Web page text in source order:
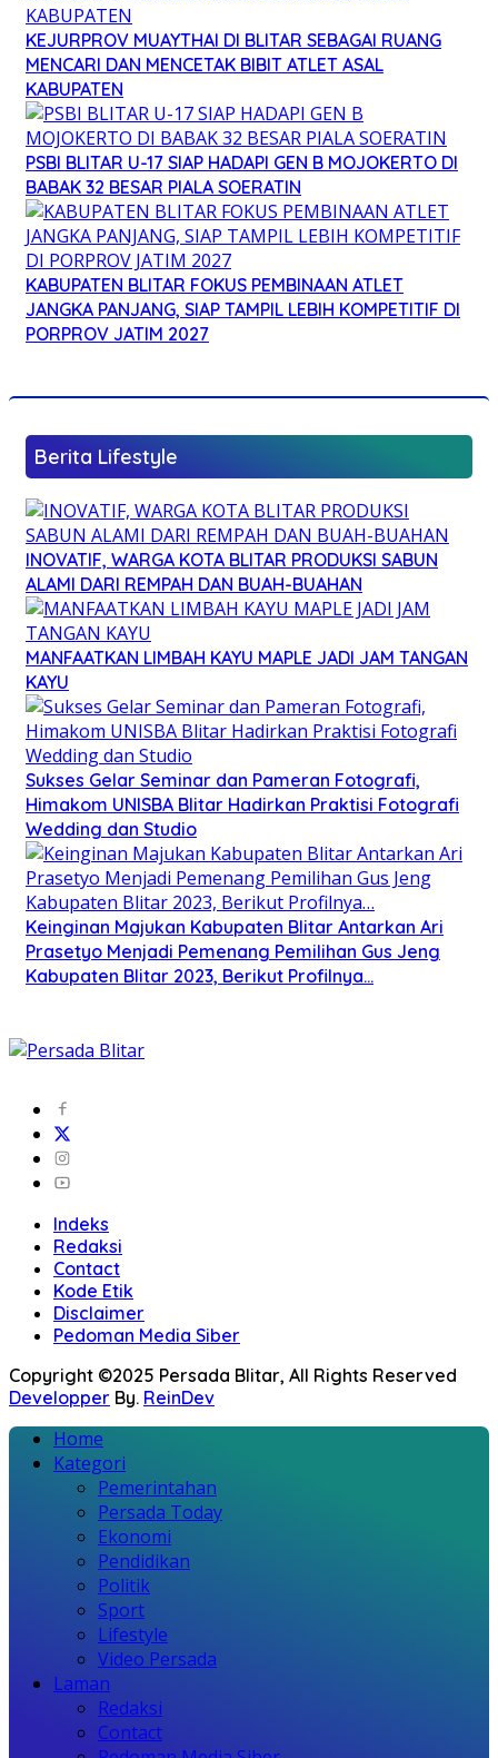
KEJURPROV MUAYTHAI DI BLITAR SEBAGAI RUANG
MENCARI DAN MENCETAK BIBIT ATLET ASAL
KABUPATEN
PSBI BLITAR U-17 SIAP HADAPI GEN B MOJOKERTO DI
BABAK 32 BESAR PIALA SOERATIN
KABUPATEN BLITAR FOKUS PEMBINAAN ATLET
JANGKA PANJANG, SIAP TAMPIL LEBIH KOMPETITIF DI
PORPROV JATIM 2027
Berita Lifestyle
INOVATIF, WARGA KOTA BLITAR PRODUKSI SABUN
ALAMI DARI REMPAH DAN BUAH-BUAHAN
MANFAATKAN LIMBAH KAYU MAPLE JADI JAM TANGAN
KAYU
Sukses Gelar Seminar dan Pameran Fotografi,
Himakom UNISBA Blitar Hadirkan Praktisi Fotografi
Wedding dan Studio
Keinginan Majukan Kabupaten Blitar Antarkan Ari
Prasetyo Menjadi Pemenang Pemilihan Gus Jeng
Kabupaten Blitar 2023, Berikut Profilnya…
Indeks
Redaksi
Contact
Kode Etik
Disclaimer
Pedoman Media Siber
Copyright ©2025 Persada Blitar, All Rights Reserved
Developper By. ReinDev
Home
Kategori
Pemerintahan
Persada Today
Ekonomi
Pendidikan
Politik
Sport
Lifestyle
Video Persada
Laman
Redaksi
Contact